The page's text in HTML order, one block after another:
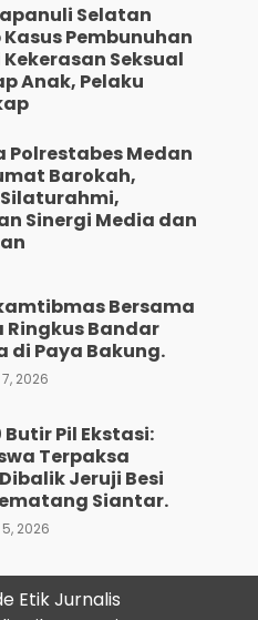
Selatan
Pembunuhan
Seksual
Anak, Pelaku
Polrestabes Medan
Barokah,
Sinergi Media dan
Bersama
Ringkus Bandar
di Paya Bakung.
2026
Butir Pil Ekstasi:
Terpaksa
Jeruji Besi
Siantar.
2026
18 Butir Pil Ekstasi
Dibalik Jeruji Besi
Etik Jurnalis